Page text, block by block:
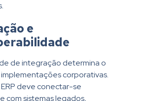
e
de integração determina o
corporativas.
deve conectar-se
com sistemas legados,